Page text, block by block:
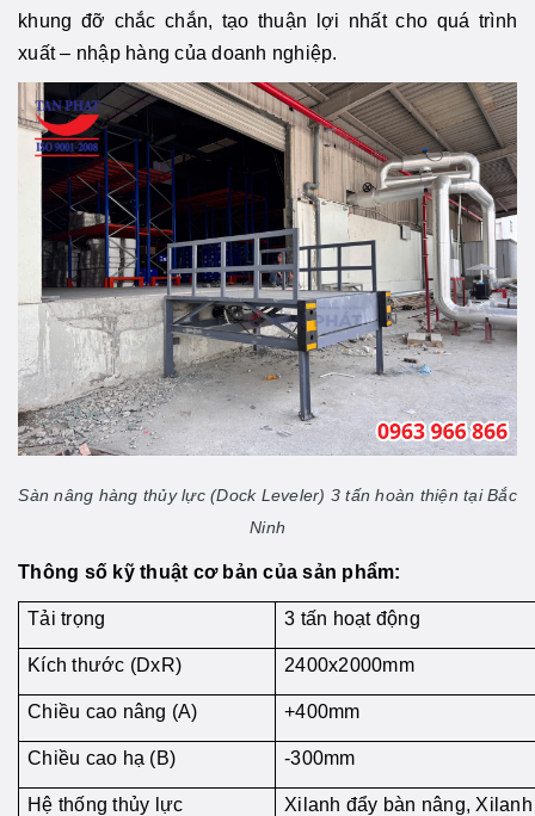
khung đỡ chắc chắn, tạo thuận lợi nhất cho quá trình
xuất – nhập hàng của doanh nghiệp.
Sàn nâng hàng thủy lực (Dock Leveler) 3 tấn hoàn thiện tại Bắc
Ninh
Thông số kỹ thuật cơ bản của sản phẩm:
Tải trọng 3 tấn hoạt động
Kích thước (DxR) 2400x2000mm
Chiều cao nâng (A) +400mm
Chiều cao hạ (B) -300mm
Hệ thống thủy lực Xilanh đẩy bàn nâng,